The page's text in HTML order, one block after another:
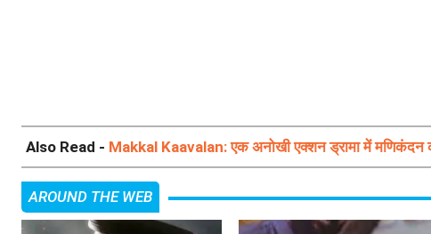
Also Read - Makkal Kaavalan: एक अनोखी एक्शन ड्रामा में मणिकंदन
AROUND THE WEB